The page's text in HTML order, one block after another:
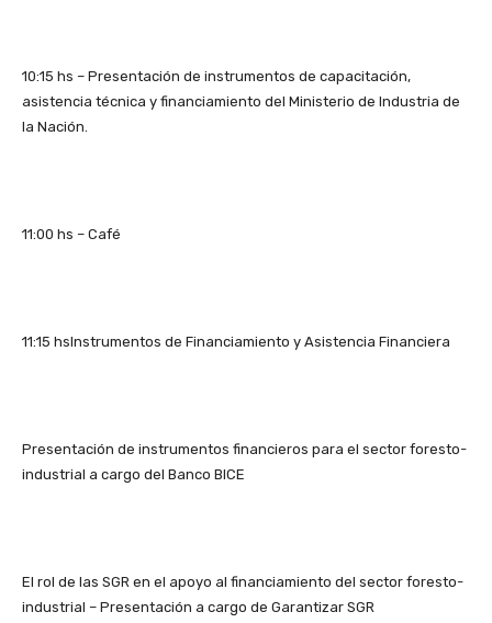
10:15 hs – Presentación de instrumentos de capacitación,
asistencia técnica y financiamiento del Ministerio de Industria de
la Nación.
11:00 hs – Café
11:15 hsInstrumentos de Financiamiento y Asistencia Financiera
Presentación de instrumentos financieros para el sector foresto-
industrial a cargo del Banco BICE
El rol de las SGR en el apoyo al financiamiento del sector foresto-
industrial – Presentación a cargo de Garantizar SGR